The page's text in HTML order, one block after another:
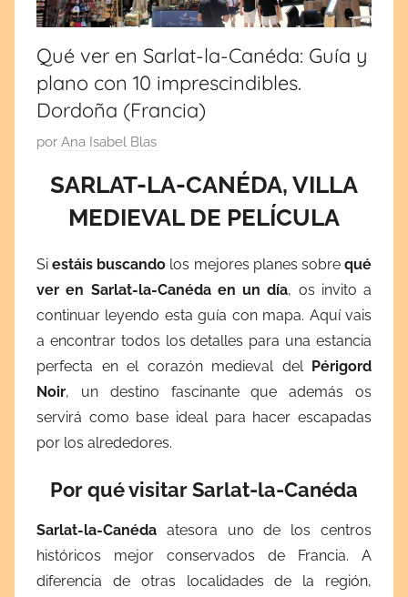
España
Europa
¡VisitaQué ver en Sarlat-la-Canéda: Guía y
plano con 10 imprescindibles.
Dordoña (Francia)
P
c
a
l
o
v
m
por Ana Isabel Blas
SARLAT-LA-CANÉDA, VILLA
MEDIEVAL DE PELÍCULA
Siestáis buscando los mejores planes sobrequé
ver en Sarlat-la-Canéda en un día, os invito a
continuar leyendo esta guía con mapa. Aquí vais
a encontrar todos los detalles para una estancia
perfecta en el corazón medieval del Périgord
Noir, un destino fascinante que además os
servirá como base ideal para hacer escapadas
por los alrededores.
Por qué visitar Sarlat-la-Canéda
Sarlat-la-Canéda atesora uno de los centros
históricos mejor conservados de Francia. A
diferencia de otras localidades de la región,